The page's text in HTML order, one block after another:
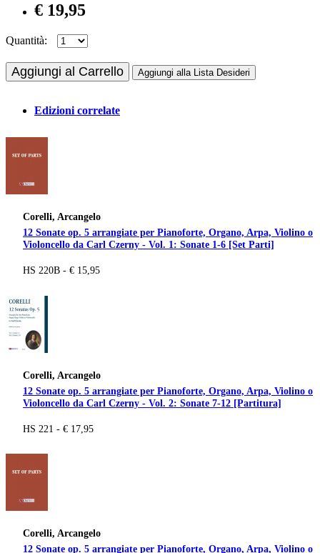
€ 19,95
Quantità:
Aggiungi al Carrello Aggiungi alla Lista Desideri
Edizioni correlate
Corelli, Arcangelo
12 Sonate op. 5 arrangiate per Pianoforte, Organo, Arpa, Violino o
Violoncello da Carl Czerny - Vol. 1: Sonate 1-6 [Set Parti]
HS 220B - € 15,95
Corelli, Arcangelo
12 Sonate op. 5 arrangiate per Pianoforte, Organo, Arpa, Violino o
Violoncello da Carl Czerny - Vol. 2: Sonate 7-12 [Partitura]
HS 221 - € 17,95
Corelli, Arcangelo
12 Sonate op. 5 arrangiate per Pianoforte, Organo, Arpa, Violino o